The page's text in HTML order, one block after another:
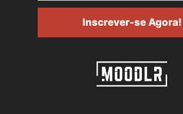
Inscrever-se Agora!